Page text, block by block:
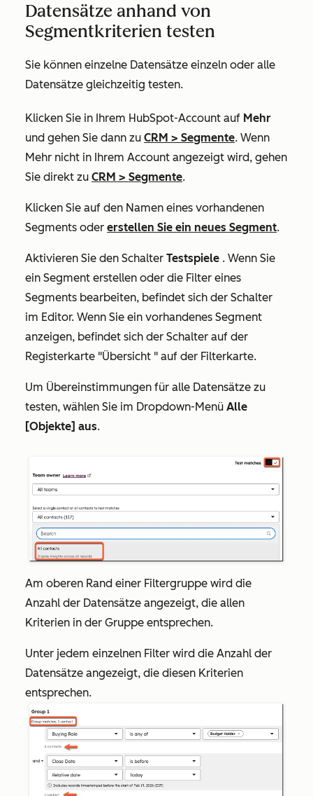
Datensätze anhand von
Segmentkriterien testen
Sie können einzelne Datensätze einzeln oder alle
Datensätze gleichzeitig testen.
Klicken Sie in Ihrem HubSpot-Account auf Mehr
und gehen Sie dann zu CRM > Segmente. Wenn
Mehr nicht in Ihrem Account angezeigt wird, gehen
Sie direkt zu CRM > Segmente.
Klicken Sie auf den Namen eines vorhandenen
Segments oder erstellen Sie ein neues Segment.
Aktivieren Sie den Schalter Testspiele . Wenn Sie
ein Segment erstellen oder die Filter eines
Segments bearbeiten, befindet sich der Schalter
im Editor. Wenn Sie ein vorhandenes Segment
anzeigen, befindet sich der Schalter auf der
Registerkarte "Übersicht " auf der Filterkarte.
Um Übereinstimmungen für alle Datensätze zu
testen, wählen Sie im Dropdown-Menü Alle
[Objekte] aus.
Am oberen Rand einer Filtergruppe wird die
Anzahl der Datensätze angezeigt, die allen
Kriterien in der Gruppe entsprechen.
Unter jedem einzelnen Filter wird die Anzahl der
Datensätze angezeigt, die diesen Kriterien
entsprechen.